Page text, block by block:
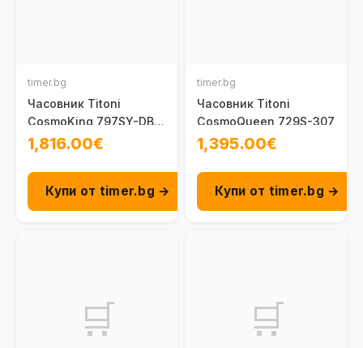
timer.bg
Часовник Titoni
CosmoKing 797SY-DB-
019
1,816.00€
Купи от timer.bg →
timer.bg
Часовник Titoni
CosmoQueen 729S-307
1,395.00€
Купи от timer.bg →
🛒 🛒